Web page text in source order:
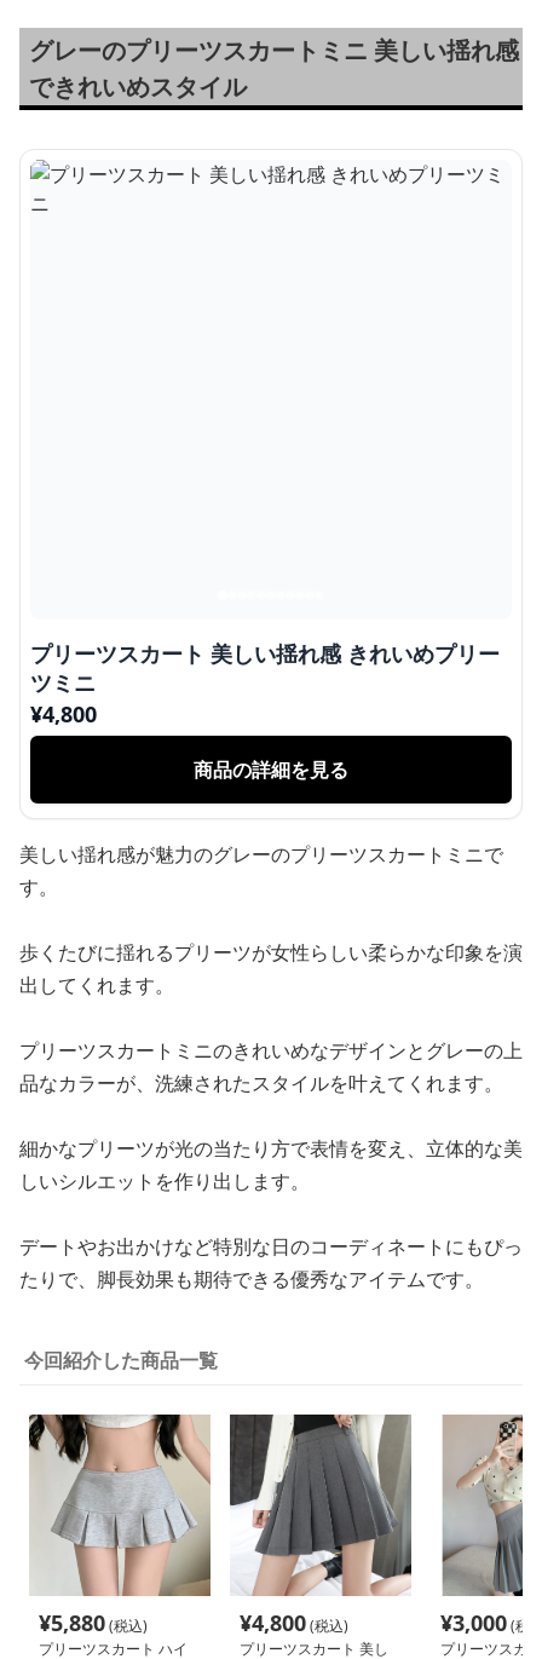
グレーのプリーツスカートミニ 美しい揺れ感
できれいめスタイル
プリーツスカート 美しい揺れ感 きれいめプリー
ツミニ
¥4,800
商品の詳細を見る
美しい揺れ感が魅力のグレーのプリーツスカートミニで
す。
歩くたびに揺れるプリーツが女性らしい柔らかな印象を演
出してくれます。
プリーツスカートミニのきれいめなデザインとグレーの上
品なカラーが、洗練されたスタイルを叶えてくれます。
細かなプリーツが光の当たり方で表情を変え、立体的な美
しいシルエットを作り出します。
デートやお出かけなど特別な日のコーディネートにもぴっ
たりで、脚長効果も期待できる優秀なアイテムです。
今回紹介した商品一覧
¥5,880(税込)
プリーツスカート ハイ
¥4,800(税込)
プリーツスカート 美し
¥3,000(税
プリーツスカ